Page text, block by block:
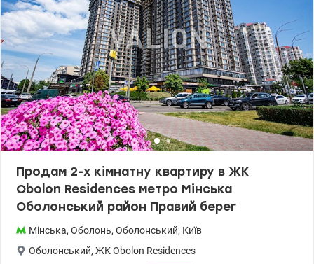
та панорамним виглядом. Sport&Leisure: Сучасний фітнес-центр,
власний кінотеатр та дитяча кімната. Business& Service:
Конференц-зал, пральня та професійний консьєрж-сервіс 24/7.
Obolon Residences - це не просто нерухомість, це закрита
екосистема для комфортного життя за будь-яких умов Ціна:
230000 у.о. Валентина 0977893310 valion.ua/1152847
Продам 2-х кімнатну квартиру в ЖК
Obolon Residences метро Мінська
Оболонський район Правий берег
Мінська, Оболонь, Оболонський, Київ
Оболонський, ЖК Obolon Residences